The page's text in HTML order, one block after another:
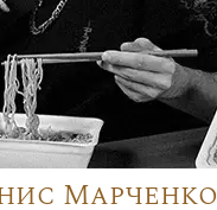
Марченко